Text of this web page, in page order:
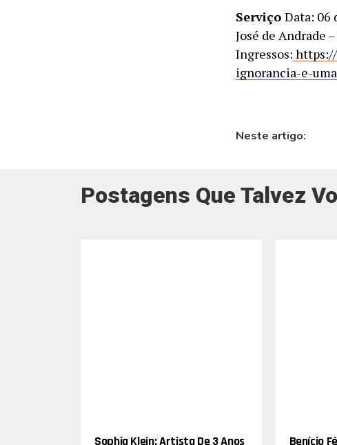
Serviço Data: 06
José de Andrade
Ingressos:
ignorancia-e-
Neste artigo:
Postagens Que Talvez
Sophia Klein: Artista De 3 Anos Benício